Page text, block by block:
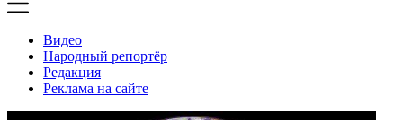
Видео
Народный репортёр
Редакция
Реклама на сайте